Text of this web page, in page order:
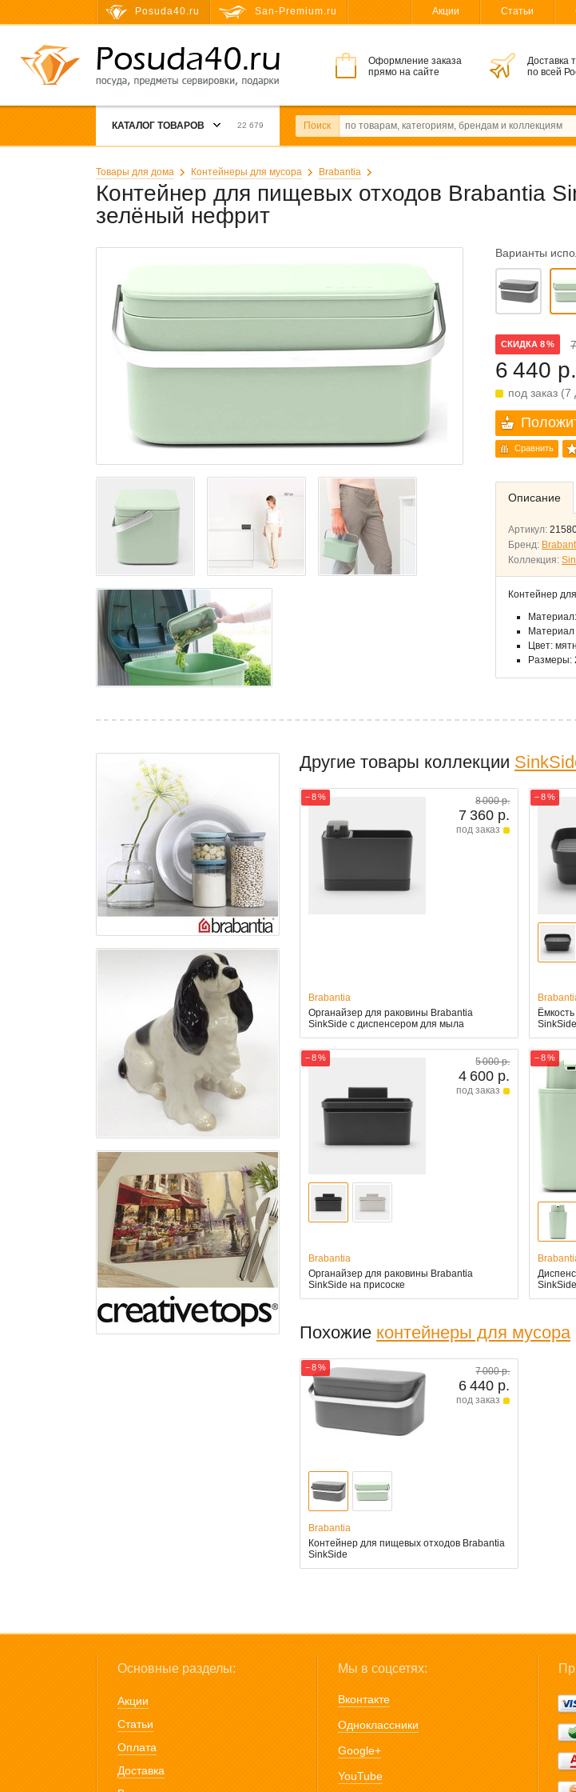
Posuda40.ru San-Premium.ru Акции Статьи
Оформление заказа
прямо на сайте
Доставка
по всей
КАТАЛОГ ТОВАРОВ 22 679 Поиск
Товары для дома Контейнеры для мусора Brabantia
Контейнер для пищевых отходов Brabantia
зелёный нефрит
Варианты
СКИДКА 8 %
6 440 р.
под заказ (7
Сравнить
Описание
Артикул:
Бренд:
Коллекция:
Контейнер
Цвет:
Размеры:
Другие товары коллекции
− 8 % 8 000 р.
7 360 р.
под заказ
Brabantia
Органайзер для раковины Brabantia
SinkSide с диспенсером для мыла
− 8 %
SinkSide
− 8 % 5 000 р.
4 600 р.
под заказ
Brabantia
Органайзер для раковины Brabantia
SinkSide на присоске
− 8 %
SinkSide
Похожие контейнеры для мусора
− 8 % 7 000 р.
6 440 р.
под заказ
Brabantia
Контейнер для пищевых отходов Brabantia
SinkSide
Основные разделы:
Акции
Статьи
Оплата
Доставка
Мы в соцсетях:
Вконтакте
Одноклассники
Google+
YouTube